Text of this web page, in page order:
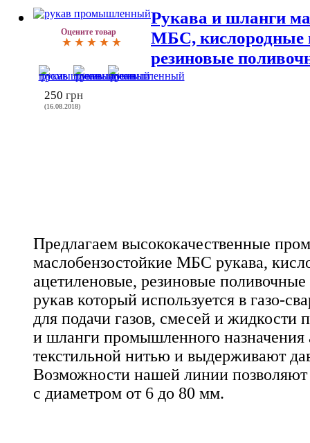
Оцените товар
Рукава и шланги
МБС, кислородные
резиновые
250 грн
(16.08.2018)
Предлагаем высококачественные
маслобензостойкие МБС рукава,
ацетиленовые, резиновые
рукав который используется в газо-
для подачи газов, смесей и жидкости
и шланги промышленного
текстильной нитью и выдерживают
Возможности нашей линии позволяют
с диаметром от 6 до 80 мм.